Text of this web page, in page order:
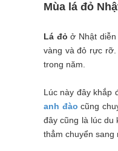
Mùa lá đỏ
Lá đỏ ở Nhật
vàng và đỏ rực
trong năm.
Lúc này đây khắp
anh đào cũng
đây cũng là lúc du
thẳm chuyển sang